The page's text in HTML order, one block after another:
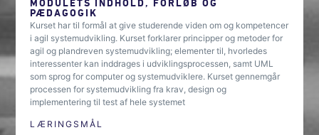
MODULETS INDHOLD, FORLØB OG
PÆDAGOGIK
Kurset har til formål at give studerende viden om og kompetencer
i agil systemudvikling. Kurset forklarer principper og metoder for
agil og plandreven systemudvikling; elementer til, hvorledes
interessenter kan inddrages i udviklingsprocessen, samt UML
som sprog for computer og systemudviklere. Kurset gennemgår
processen for systemudvikling fra krav, design og
implementering til test af hele systemet
LÆRINGSMÅL